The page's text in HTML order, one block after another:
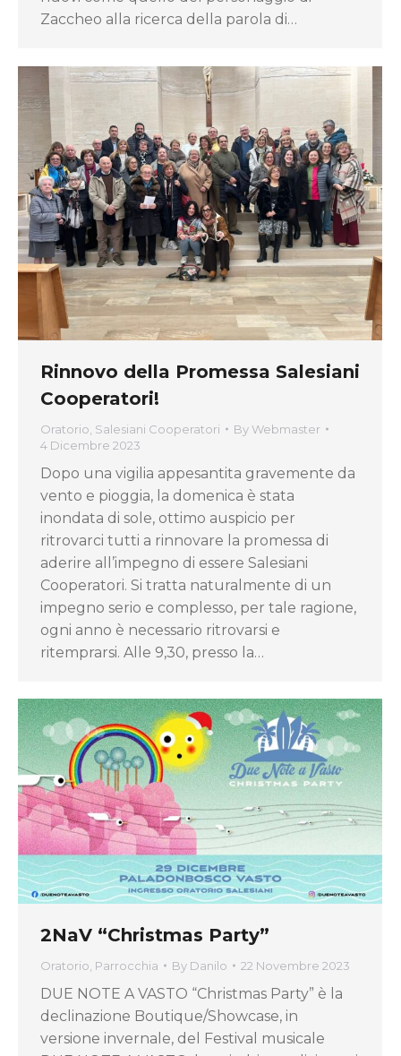
Zaccheo alla ricerca della parola di…
Rinnovo della Promessa Salesiani
Cooperatori!
Oratorio Salesiani Cooperatori By Webmaster
4 Dicembre 2023
Dopo una vigilia appesantita gravemente da
vento e pioggia, la domenica è stata
inondata di sole, ottimo auspicio per
ritrovarci tutti a rinnovare la promessa di
aderire all’impegno di essere Salesiani
Cooperatori. Si tratta naturalmente di un
impegno serio e complesso, per tale ragione,
ogni anno è necessario ritrovarsi e
ritemprarsi. Alle 9,30, presso la…
2NaV “Christmas Party”
Oratorio Parrocchia By Danilo 22 Novembre 2023
DUE NOTE A VASTO “Christmas Party” è la
declinazione Boutique/Showcase, in
versione invernale, del Festival musicale